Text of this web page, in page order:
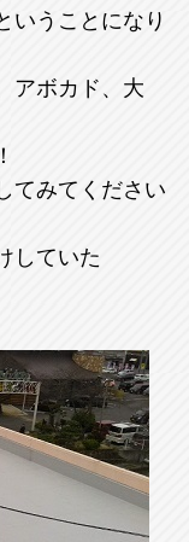
いうことになり
アボカド、大
てみてください
していた